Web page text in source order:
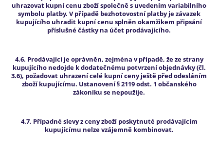
uhrazovat kupní cenu zboží společně s uvedením variabilního
symbolu platby. V případě bezhotovostní platby je závazek
kupujícího uhradit kupní cenu splněn okamžikem připsání
příslušné částky na účet prodávajícího.
4.6. Prodávající je oprávněn, zejména v případě, že ze strany
kupujícího nedojde k dodatečnému potvrzení objednávky (čl.
3.6), požadovat uhrazení celé kupní ceny ještě před odesláním
zboží kupujícímu. Ustanovení § 2119 odst. 1 občanského
zákoníku se nepoužije.
4.7. Případné slevy z ceny zboží poskytnuté prodávajícím
kupujícímu nelze vzájemně kombinovat.